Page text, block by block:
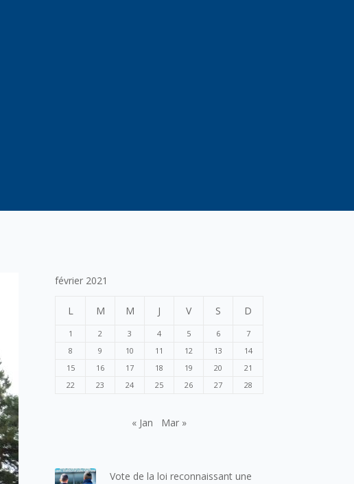
février 2021
L M M J V S D
1 2 3 4 5 6
7
8
9 10 11 12 13
14
15
16 17 18 19 20
21
22
23 24 25 26 27 28
« Jan Mar »
Vote de la loi reconnaissant une